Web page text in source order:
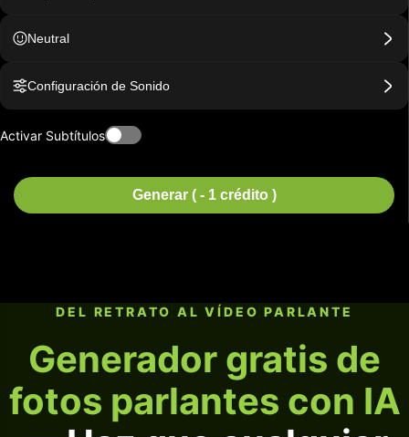
Neutral
Configuración de Sonido
Activar Subtítulos
Generar ( - 1 crédito )
DEL RETRATO AL VÍDEO PARLANTE
Generador gratis de
fotos parlantes con IA